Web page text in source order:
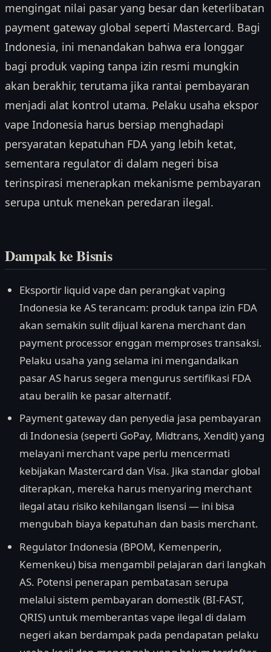
mengingat nilai pasar yang besar dan keterlibatan
payment gateway global seperti Mastercard. Bagi
Indonesia, ini menandakan bahwa era longgar
bagi produk vaping tanpa izin resmi mungkin
akan berakhir, terutama jika rantai pembayaran
menjadi alat kontrol utama. Pelaku usaha ekspor
vape Indonesia harus bersiap menghadapi
persyaratan kepatuhan FDA yang lebih ketat,
sementara regulator di dalam negeri bisa
terinspirasi menerapkan mekanisme pembayaran
serupa untuk menekan peredaran ilegal.
Dampak ke Bisnis
Eksportir liquid vape dan perangkat vaping
Indonesia ke AS terancam: produk tanpa izin FDA
akan semakin sulit dijual karena merchant dan
payment processor enggan memproses transaksi.
Pelaku usaha yang selama ini mengandalkan
pasar AS harus segera mengurus sertifikasi FDA
atau beralih ke pasar alternatif.
Payment gateway dan penyedia jasa pembayaran
di Indonesia (seperti GoPay, Midtrans, Xendit) yang
melayani merchant vape perlu mencermati
kebijakan Mastercard dan Visa. Jika standar global
diterapkan, mereka harus menyaring merchant
ilegal atau risiko kehilangan lisensi — ini bisa
mengubah biaya kepatuhan dan basis merchant.
Regulator Indonesia (BPOM, Kemenperin,
Kemenkeu) bisa mengambil pelajaran dari langkah
AS. Potensi penerapan pembatasan serupa
melalui sistem pembayaran domestik (BI-FAST,
QRIS) untuk memberantas vape ilegal di dalam
negeri akan berdampak pada pendapatan pelaku